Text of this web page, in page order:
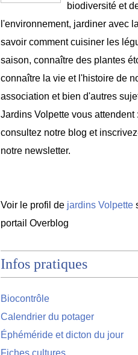
biodiversité et
l'environnement, jardiner avec
savoir comment cuisiner les
saison, connaître des plantes
connaître la vie et l'histoire de
association et bien d'autres
Jardins Volpette vous attendent :
consultez notre blog et
notre newsletter.
Voir le profil de jardins Volpette
portail Overblog
Infos pratiques
Biocontrôle
Calendrier du potager
Éphéméride et dicton du jour
Fiches cultures